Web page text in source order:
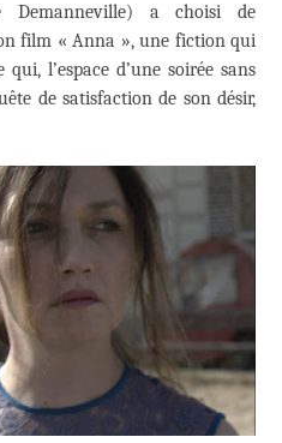
Demanneville) a choisi de
film « Anna », une fiction qui
l’espace d’une soirée sans
de satisfaction de son désir,